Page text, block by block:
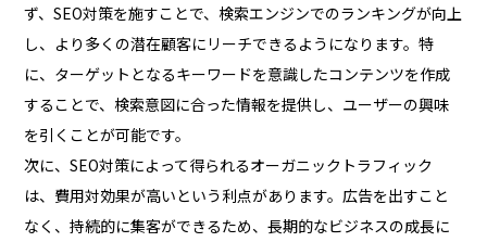
ず、SEO対策を施すことで、検索エンジンでのランキングが向上
し、より多くの潜在顧客にリーチできるようになります。特
に、ターゲットとなるキーワードを意識したコンテンツを作成
することで、検索意図に合った情報を提供し、ユーザーの興味
を引くことが可能です。
次に、SEO対策によって得られるオーガニックトラフィック
は、費用対効果が高いという利点があります。広告を出すこと
なく、持続的に集客ができるため、長期的なビジネスの成長に